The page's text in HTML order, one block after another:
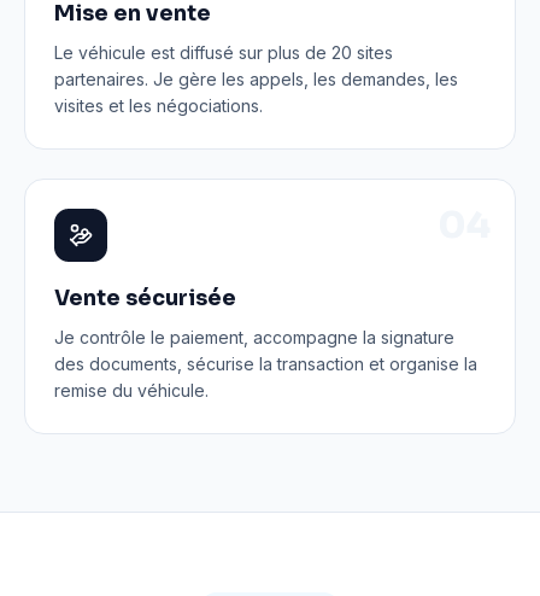
Mise en vente
Le véhicule est diffusé sur plus de 20 sites
partenaires. Je gère les appels, les demandes, les
visites et les négociations.
Vente sécurisée
Je contrôle le paiement, accompagne la signature
des documents, sécurise la transaction et organise la
remise du véhicule.